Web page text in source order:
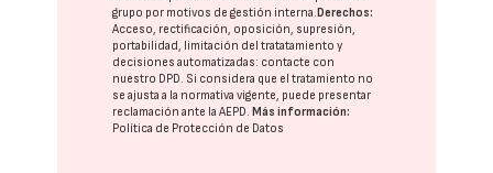
grupo por motivos de gestión interna. Derechos:
Acceso, rectificación, oposición, supresión,
portabilidad, limitación del tratatamiento y
decisiones automatizadas: contacte con
nuestro DPD. Si considera que el tratamiento no
se ajusta a la normativa vigente, puede presentar
reclamación ante laAEPD. Más información:
Política de Protección de Datos